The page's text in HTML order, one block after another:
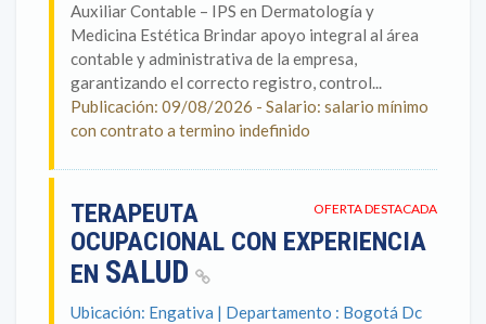
Auxiliar Contable – IPS en Dermatología y
Medicina Estética Brindar apoyo integral al área
contable y administrativa de la empresa,
garantizando el correcto registro, control...
Publicación: 09/08/2026 - Salario: salario mínimo
con contrato a termino indefinido
OFERTA DESTACADA
TERAPEUTA
OCUPACIONAL CON EXPERIENCIA
EN SALUD
Ubicación: Engativa | Departamento : Bogotá Dc